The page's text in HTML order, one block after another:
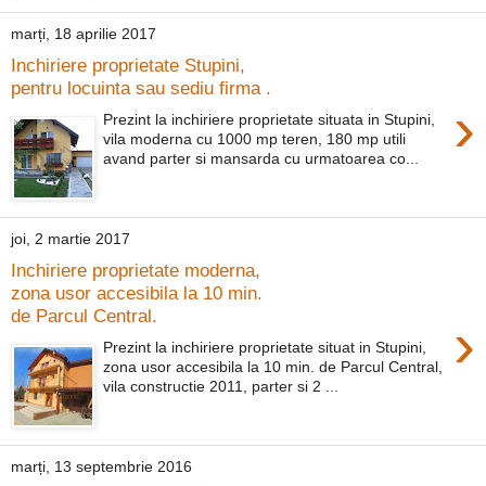
marți, 18 aprilie 2017
Inchiriere proprietate Stupini,
pentru locuinta sau sediu firma .
›
Prezint la inchiriere proprietate situata in Stupini,
vila moderna cu 1000 mp teren, 180 mp utili
avand parter si mansarda cu urmatoarea co...
joi, 2 martie 2017
Inchiriere proprietate moderna,
zona usor accesibila la 10 min.
de Parcul Central.
›
Prezint la inchiriere proprietate situat in Stupini,
zona usor accesibila la 10 min. de Parcul Central,
vila constructie 2011, parter si 2 ...
marți, 13 septembrie 2016